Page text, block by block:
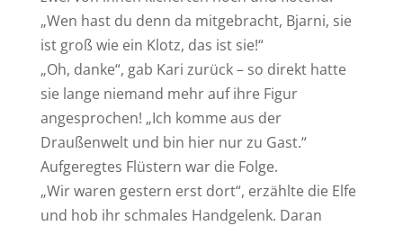
„Wen hast du denn da mitgebracht, Bjarni, sie
ist groß wie ein Klotz, das ist sie!“
„Oh, danke“, gab Kari zurück – so direkt hatte
sie lange niemand mehr auf ihre Figur
angesprochen! „Ich komme aus der
Draußenwelt und bin hier nur zu Gast.“
Aufgeregtes Flüstern war die Folge.
„Wir waren gestern erst dort“, erzählte die Elfe
und hob ihr schmales Handgelenk. Daran